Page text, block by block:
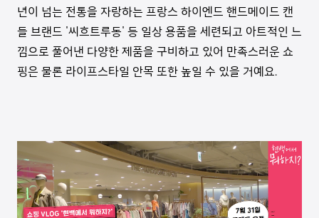
년이 넘는 전통을 자랑하는 프랑스 하이엔드 핸드메이드 캔
들 브랜드 '씨흐트루동' 등 일상 용품을 세련되고 아트적인 느
낌으로 풀어낸 다양한 제품을 구비하고 있어 만족스러운 쇼
핑은 물론 라이프스타일 안목 또한 높일 수 있을 거예요.